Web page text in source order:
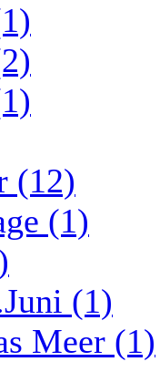
(12)
(1)
(1)
Meer (1)